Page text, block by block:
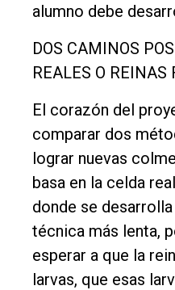
Entrevistas
Rural
Deportes
Fúnebres
Edición
Empresa
Nosotros
Contacto
alumno debe
DOS CAMINOS
REALES O REINAS
El corazón del
comparar dos
lograr nuevas
basa en la celda
donde se desarrolla
técnica más lenta,
esperar a que la
larvas, que esas